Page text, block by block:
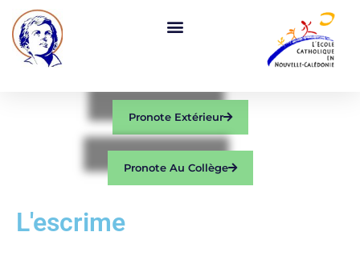
Pronote Extérieur
Pronote Au Collège
L'escrime